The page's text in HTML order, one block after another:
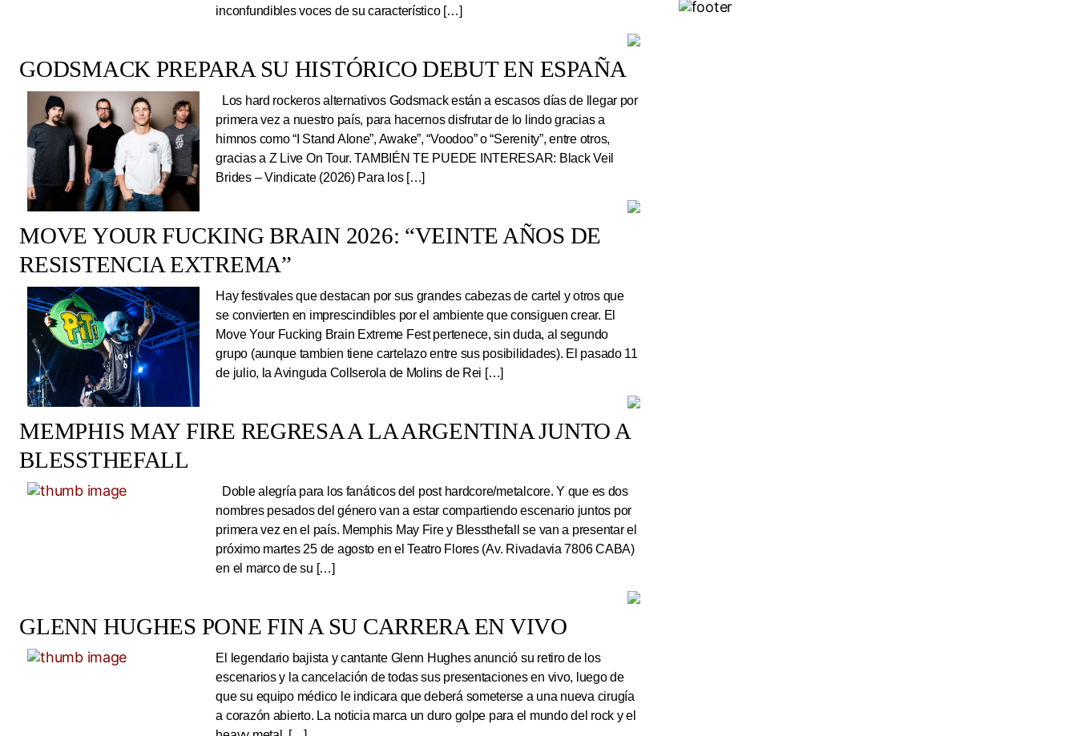
inconfundibles voces de su característico […]
GODSMACK PREPARA SU HISTÓRICO DEBUT EN ESPAÑA
Los hard rockeros alternativos Godsmack están a escasos días de llegar por
primera vez a nuestro país, para hacernos disfrutar de lo lindo gracias a
himnos como “I Stand Alone”, Awake”, “Voodoo” o “Serenity”, entre otros,
gracias a Z Live On Tour. TAMBIÉN TE PUEDE INTERESAR: Black Veil
Brides – Vindicate (2026) Para los […]
MOVE YOUR FUCKING BRAIN 2026: “VEINTE AÑOS DE
RESISTENCIA EXTREMA”
Hay festivales que destacan por sus grandes cabezas de cartel y otros que
se convierten en imprescindibles por el ambiente que consiguen crear. El
Move Your Fucking Brain Extreme Fest pertenece, sin duda, al segundo
grupo (aunque tambien tiene cartelazo entre sus posibilidades). El pasado 11
de julio, la Avinguda Collserola de Molins de Rei […]
MEMPHIS MAY FIRE REGRESA A LA ARGENTINA JUNTO A
BLESSTHEFALL
Doble alegría para los fanáticos del post hardcore/metalcore. Y que es dos
nombres pesados del género van a estar compartiendo escenario juntos por
primera vez en el país. Memphis May Fire y Blessthefall se van a presentar el
próximo martes 25 de agosto en el Teatro Flores (Av. Rivadavia 7806 CABA)
en el marco de su […]
GLENN HUGHES PONE FIN A SU CARRERA EN VIVO
El legendario bajista y cantante Glenn Hughes anunció su retiro de los
escenarios y la cancelación de todas sus presentaciones en vivo, luego de
que su equipo médico le indicara que deberá someterse a una nueva cirugía
a corazón abierto. La noticia marca un duro golpe para el mundo del rock y el